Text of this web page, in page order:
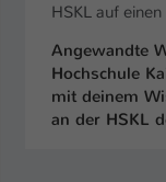
HSKL auf einen
Angewandte
Hochschule
mit deinem
an der HSKL